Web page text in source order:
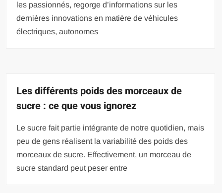
les passionnés, regorge d’informations sur les
dernières innovations en matière de véhicules
électriques, autonomes
Les différents poids des morceaux de
sucre : ce que vous ignorez
Le sucre fait partie intégrante de notre quotidien, mais
peu de gens réalisent la variabilité des poids des
morceaux de sucre. Effectivement, un morceau de
sucre standard peut peser entre